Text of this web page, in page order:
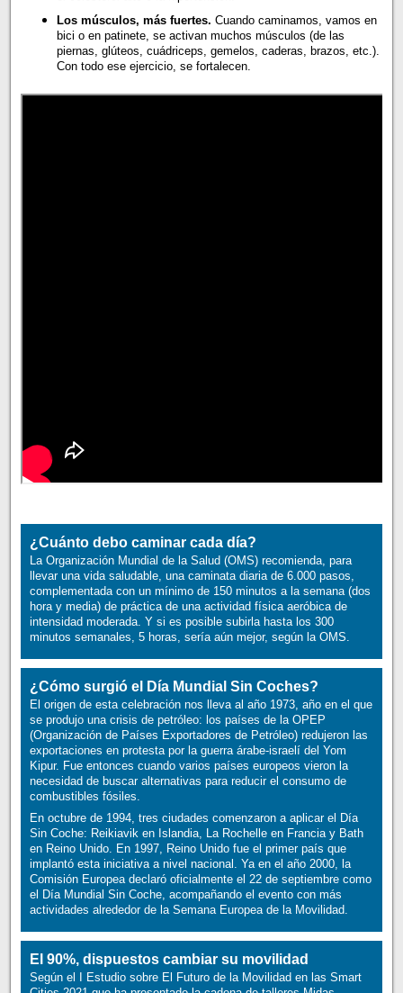
Los músculos, más fuertes. Cuando caminamos, vamos en
bici o en patinete, se activan muchos músculos (de las
piernas, glúteos, cuádriceps, gemelos, caderas, brazos, etc.).
Con todo ese ejercicio, se fortalecen.
¿Cuánto debo caminar cada día?
La Organización Mundial de la Salud (OMS) recomienda, para
llevar una vida saludable, una caminata diaria de 6.000 pasos,
complementada con un mínimo de 150 minutos a la semana (dos
hora y media) de práctica de una actividad física aeróbica de
intensidad moderada. Y si es posible subirla hasta los 300
minutos semanales, 5 horas, sería aún mejor, según la OMS.
¿Cómo surgió el Día Mundial Sin Coches?
El origen de esta celebración nos lleva al año 1973, año en el que
se produjo una crisis de petróleo: los países de la OPEP
(Organización de Países Exportadores de Petróleo) redujeron las
exportaciones en protesta por la guerra árabe-israelí del Yom
Kipur. Fue entonces cuando varios países europeos vieron la
necesidad de buscar alternativas para reducir el consumo de
combustibles fósiles.
En octubre de 1994, tres ciudades comenzaron a aplicar el Día
Sin Coche: Reikiavik en Islandia, La Rochelle en Francia y Bath
en Reino Unido. En 1997, Reino Unido fue el primer país que
implantó esta iniciativa a nivel nacional. Ya en el año 2000, la
Comisión Europea declaró oficialmente el 22 de septiembre como
el Día Mundial Sin Coche, acompañando el evento con más
actividades alrededor de la Semana Europea de la Movilidad.
El 90%, dispuestos cambiar su movilidad
Según el I Estudio sobre El Futuro de la Movilidad en las Smart